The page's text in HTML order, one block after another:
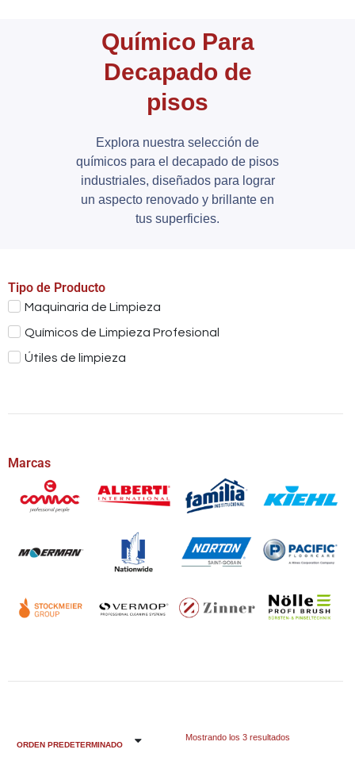
Químico Para
Decapado de
pisos
Explora nuestra selección de
químicos para el decapado de pisos
industriales, diseñados para lograr
un aspecto renovado y brillante en
tus superficies.
Tipo de Producto
Maquinaria de Limpieza
Químicos de Limpieza Profesional
Útiles de limpieza
Marcas
Mostrando los 3 resultados